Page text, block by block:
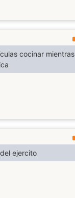
cocinar mientras
ejercito